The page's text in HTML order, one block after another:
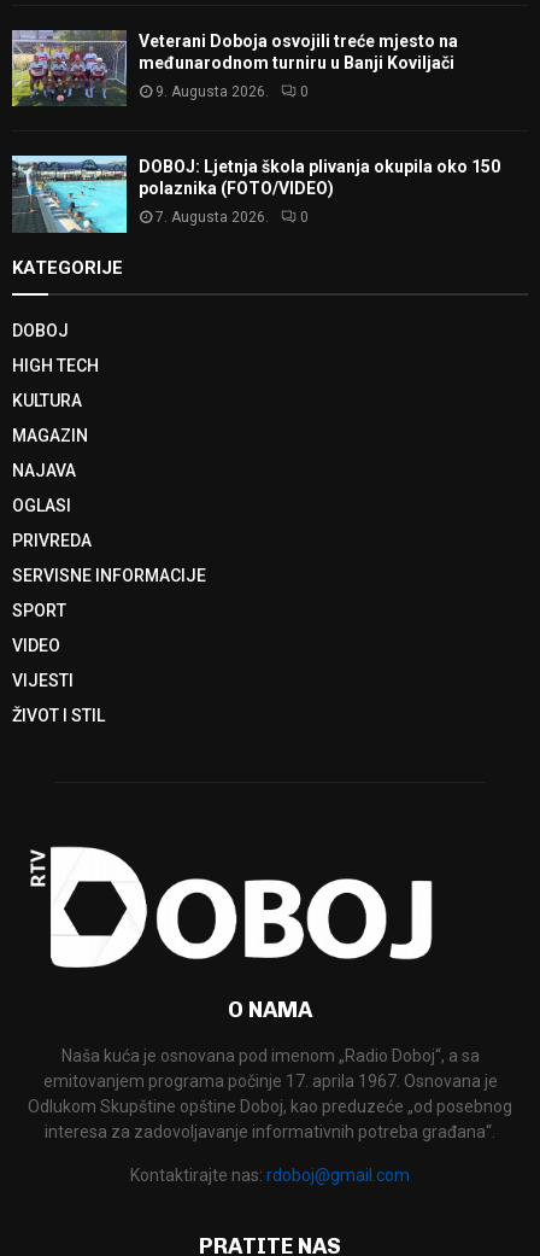
Veterani Doboja osvojili treće mjesto na
međunarodnom turniru u Banji Koviljači
9. Augusta 2026. 0
DOBOJ: Ljetnja škola plivanja okupila oko 150
polaznika (FOTO/VIDEO)
7. Augusta 2026. 0
KATEGORIJE
DOBOJ
HIGH TECH
KULTURA
MAGAZIN
NAJAVA
OGLASI
PRIVREDA
SERVISNE INFORMACIJE
SPORT
VIDEO
VIJESTI
ŽIVOT I STIL
O NAMA
Naša kuća je osnovana pod imenom „Radio Doboj“, a sa
emitovanjem programa počinje 17. aprila 1967. Osnovana je
Odlukom Skupštine opštine Doboj, kao preduzeće „od posebnog
interesa za zadovoljavanje informativnih potreba građana“.
Kontaktirajte nas: rdoboj@gmail.com
PRATITE NAS